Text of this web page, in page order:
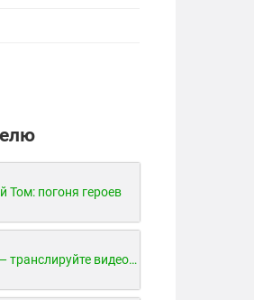
Том: погоня героев
Periscope — транслируйте видео в реальном времени!